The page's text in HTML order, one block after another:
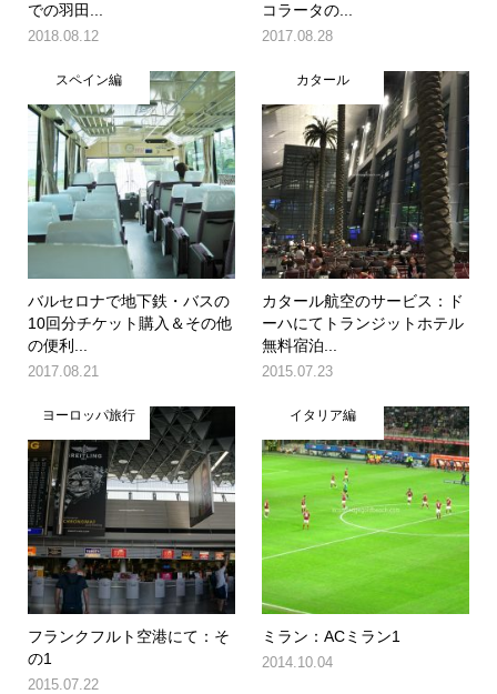
での羽田...
2018.08.12
コラータの...
2017.08.28
スペイン編
バルセロナで地下鉄・バスの
10回分チケット購入＆その他
の便利...
2017.08.21
カタール
カタール航空のサービス：ド
ーハにてトランジットホテル
無料宿泊...
2015.07.23
ヨーロッパ旅行
フランクフルト空港にて：そ
の1
2015.07.22
イタリア編
ミラン：ACミラン1
2014.10.04